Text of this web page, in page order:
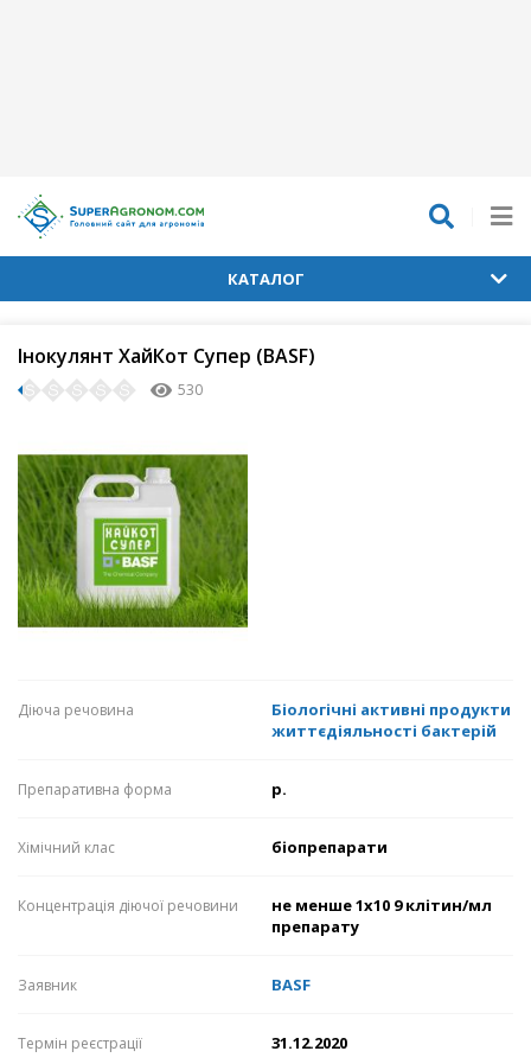
КАТАЛОГ
Інокулянт ХайКот Супер (BASF)
530
Діюча речовина
Біологічні активні продукти
життєдіяльності бактерій
Препаративна форма р.
Хімічний клас біопрепарати
Концентрація діючої речовини
не менше 1х10 9 клітин/мл
препарату
Заявник BASF
Термін реєстрації 31.12.2020